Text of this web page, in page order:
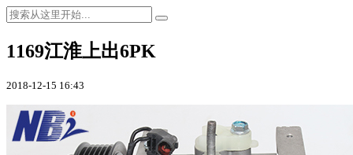
1169江淮上出6PK
2018-12-15 16:43